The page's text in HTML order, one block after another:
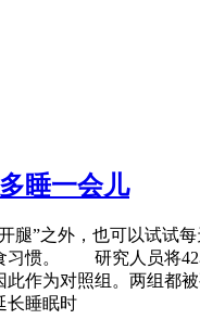
睡一会儿
之外，也可以试试每
习惯。 研究人员将42
此作为对照组。两组
长睡眠时